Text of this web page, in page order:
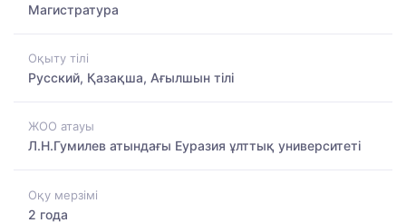
Магистратура
Оқыту тілі
Русский, Қазақша, Ағылшын тілі
ЖОО атауы
Л.Н.Гумилев атындағы Еуразия ұлттық университеті
Оқу мерзімі
2 года